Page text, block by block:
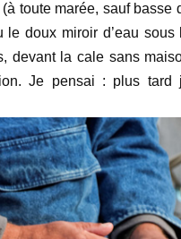
toute marée, sauf basse
doux miroir d’eau
devant la cale sans
Je pensai : plus tard